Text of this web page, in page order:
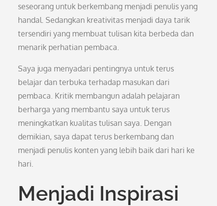
seseorang untuk berkembang menjadi penulis yang
handal. Sedangkan kreativitas menjadi daya tarik
tersendiri yang membuat tulisan kita berbeda dan
menarik perhatian pembaca.
Saya juga menyadari pentingnya untuk terus
belajar dan terbuka terhadap masukan dari
pembaca. Kritik membangun adalah pelajaran
berharga yang membantu saya untuk terus
meningkatkan kualitas tulisan saya. Dengan
demikian, saya dapat terus berkembang dan
menjadi penulis konten yang lebih baik dari hari ke
hari.
Menjadi Inspirasi